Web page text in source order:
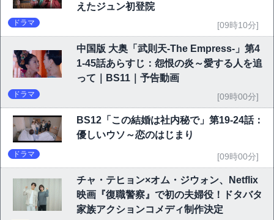
えたジュン初登院
ドラマ [09時10分]
中国版 大奥「武則天-The Empress-」第4
1-45話あらすじ：怨恨の炎～愛する人を追
って｜BS11｜予告動画
ドラマ [09時00分]
BS12「この結婚は社内秘で」第19-24話：
優しいウソ～恋のはじまり
ドラマ [09時00分]
チャ・テヒョン×オム・ジウォン、Netflix
映画『復職警察』で初の夫婦役！ドタバタ
家族アクションコメディ制作決定